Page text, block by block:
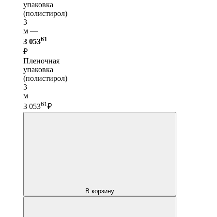
упаковка
(полистирол)
3
м —
3 05361
₽
Пленочная
упаковка
(полистирол)
3
м
3 05361₽
В корзину